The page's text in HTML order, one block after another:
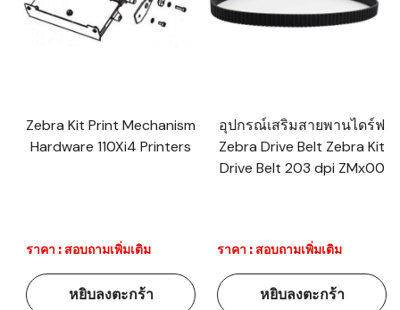
Zebra Kit Print Mechanism
Hardware 110Xi4 Printers
ราคา : สอบถามเพิ่มเติม
หยิบลงตะกร้า
อุปกรณ์เสริมสายพานไดร์ฟ
Zebra Drive Belt Zebra Kit
Drive Belt 203 dpi ZMx00
ราคา : สอบถามเพิ่มเติม
หยิบลงตะกร้า